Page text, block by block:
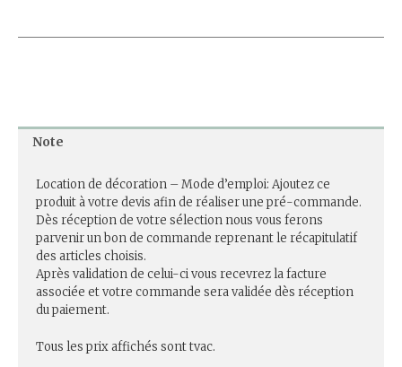
Note
Location de décoration – Mode d’emploi: Ajoutez ce
produit à votre devis afin de réaliser une pré-commande.
Dès réception de votre sélection nous vous ferons
parvenir un bon de commande reprenant le récapitulatif
des articles choisis.
Après validation de celui-ci vous recevrez la facture
associée et votre commande sera validée dès réception
du paiement.
Tous les prix affichés sont tvac.